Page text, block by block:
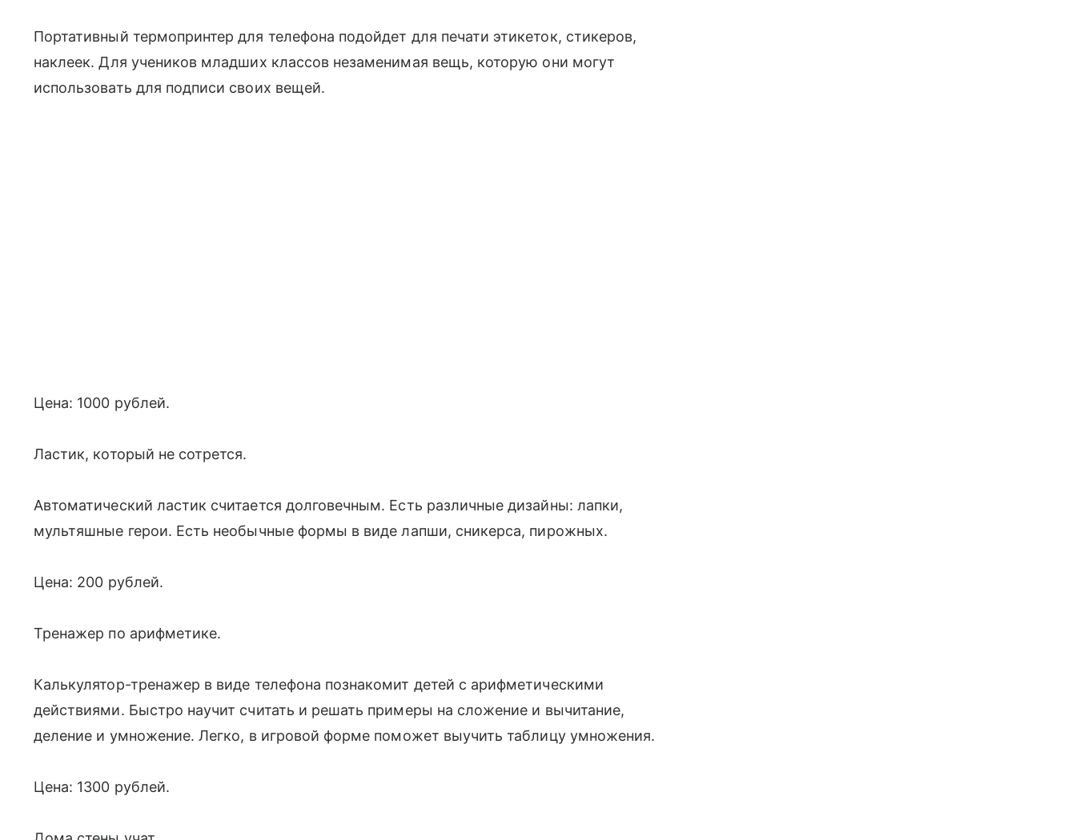
Портативный термопринтер для телефона подойдет для печати этикеток, стикеров,
наклеек. Для учеников младших классов незаменимая вещь, которую они могут
использовать для подписи своих вещей.
Цена: 1000 рублей.
Ластик, который не сотрется.
Автоматический ластик считается долговечным. Есть различные дизайны: лапки,
мультяшные герои. Есть необычные формы в виде лапши, сникерса, пирожных.
Цена: 200 рублей.
Тренажер по арифметике.
Калькулятор-тренажер в виде телефона познакомит детей с арифметическими
действиями. Быстро научит считать и решать примеры на сложение и вычитание,
деление и умножение. Легко, в игровой форме поможет выучить таблицу умножения.
Цена: 1300 рублей.